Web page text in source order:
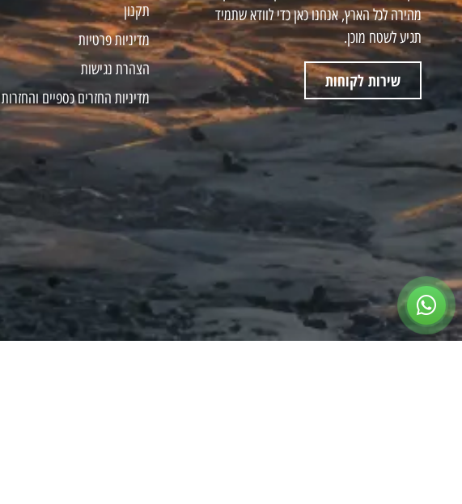
מהירה לכל הארץ, אנחנו כאן כדי לוודא שתמיד
תגיע לשטח מוכן.
שירות לקוחות
תקנון
מדיניות פרטיות
הצהרת נגישות
מדיניות החזרים כספיים והחזרות